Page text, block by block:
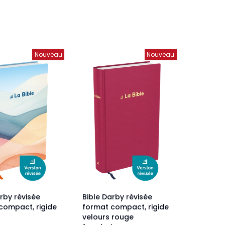
Langues étrangères
Livres, histoires
Nouveau
révisée
rigide
Nouveau
Bible Darby révisée
format compact, rigide
velours rouge